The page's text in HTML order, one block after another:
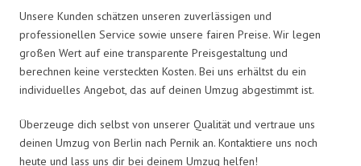
Unsere Kunden schätzen unseren zuverlässigen und
professionellen Service sowie unsere fairen Preise. Wir legen
großen Wert auf eine transparente Preisgestaltung und
berechnen keine versteckten Kosten. Bei uns erhältst du ein
individuelles Angebot, das auf deinen Umzug abgestimmt ist.
Überzeuge dich selbst von unserer Qualität und vertraue uns
deinen Umzug von Berlin nach Pernik an. Kontaktiere uns noch
heute und lass uns dir bei deinem Umzug helfen!